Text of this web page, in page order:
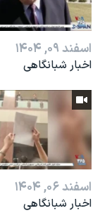
سفر پرزیدنت
اسفند ۰۹, ۱۴۰۴
اخبار شبانگاهی
اسفند ۰۶, ۱۴۰۴
اخبار شبانگاهی